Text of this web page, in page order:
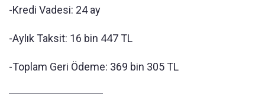
-Kredi Vadesi: 24 ay
-Aylık Taksit: 16 bin 447 TL
-Toplam Geri Ödeme: 369 bin 305 TL